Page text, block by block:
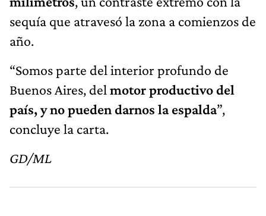
sequía que atravesó la zona a comienzos de
año.
“Somos parte del interior profundo de
Buenos Aires, del motor productivo del
país, y no pueden darnos la espalda”,
concluye la carta.
GD/ML